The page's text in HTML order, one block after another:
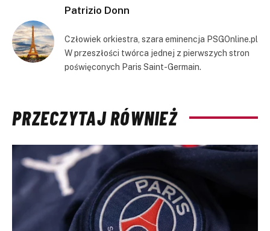
Patrizio Donn
Człowiek orkiestra, szara eminencja PSGOnline.pl
W przeszłości twórca jednej z pierwszych stron
poświęconych Paris Saint-Germain.
PRZECZYTAJ RÓWNIEŻ